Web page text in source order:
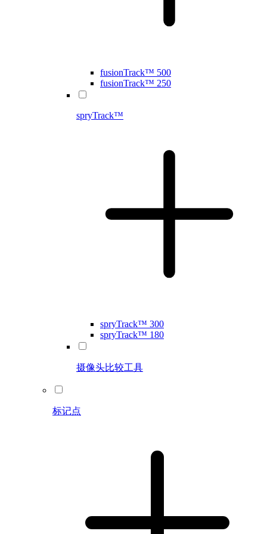
fusionTrack™ 500
fusionTrack™ 250
spryTrack™
spryTrack™ 300
spryTrack™ 180
摄像头比较工具
标记点